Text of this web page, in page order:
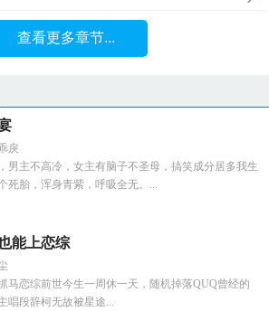
查看更多章节...
戾
男主不高冷，女主有脑子不圣母，搞笑成分居多我生
死胎，浑身青紫，呼吸全无。...
能上恋综
马恋综前世今生一周休一天，随机掉落QUQ曾经的
唱段辞柯无故被星途...